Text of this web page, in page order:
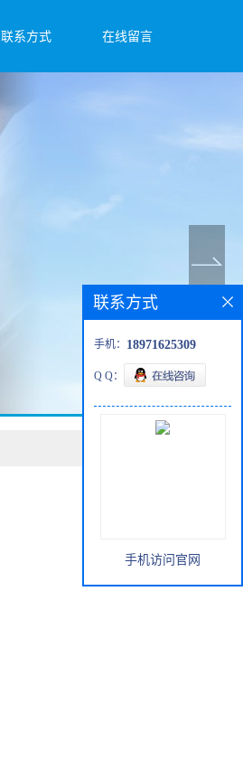
联系方式 在线留言
联系方式
手机： 18971625309
Q Q：
手机访问官网